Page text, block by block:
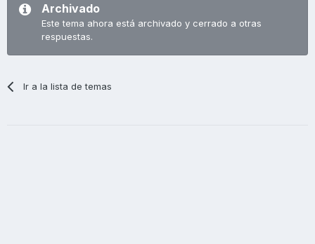
Archivado
Este tema ahora está archivado y cerrado a otras
respuestas.
Ir a la lista de temas